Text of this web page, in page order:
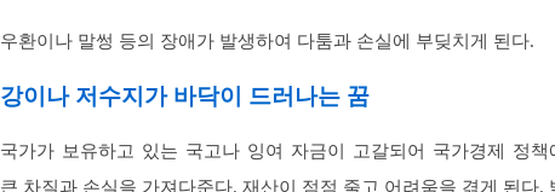
우환이나 말썽 등의 장애가 발생하여 다툼과 손실에 부딪치게 된다.
강이나 저수지가 바닥이 드러나는 꿈
국가가 보유하고 있는 국고나 잉여 자금이 고갈되어 국가경제 정책
큰 차질과 손실을 가져다준다. 재산이 점점 줄고 어려움을 겪게 된다.